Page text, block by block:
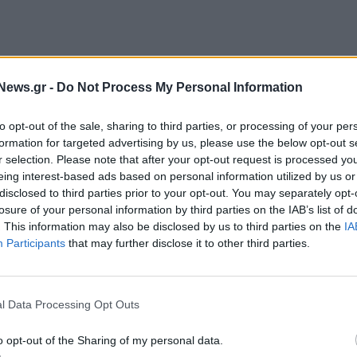
- Do Not Process My Personal Information
opt-out of the sale, sharing to third parties, or processing of your
for targeted advertising by us, please use the below opt-out
selection. Please note that after your opt-out request is processed
interest-based ads based on personal information utilized by us
to third parties prior to your opt-out. You may separately
of your personal information by third parties on the IAB’s list of
This information may also be disclosed by us to third parties on the
Participants that may further disclose it to other third parties.
Data Processing Opt Outs
opt-out of the Sharing of my personal data.
Αφρική (+9%), Ευρώπη, Ασία/ Ειρηνικός
τουριστικές αφίξεις στη Β. Αφρική (+15%) και
Ειρηνικό, τη ΝΑ Ασία (+8%) και την Ωκεανία
(+3%).